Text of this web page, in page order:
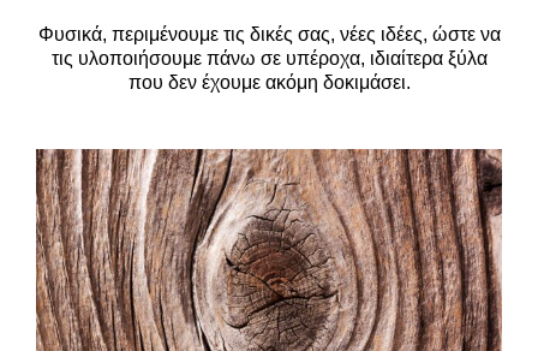
Φυσικά, περιμένουμε τις δικές σας, νέες ιδέες, ώστε να
τις υλοποιήσουμε πάνω σε υπέροχα, ιδιαίτερα ξύλα
που δεν έχουμε ακόμη δοκιμάσει.